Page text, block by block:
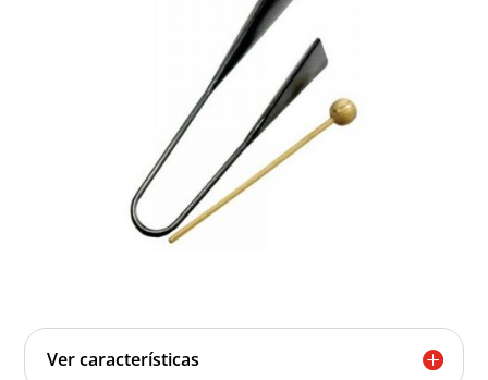
Ver características